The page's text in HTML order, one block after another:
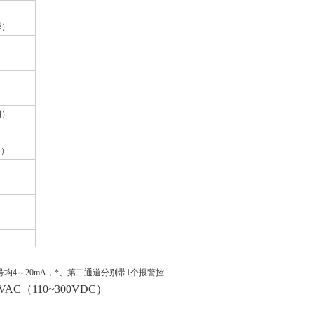
均4～20mA，*、第二通道分别带1个报警控
（110~300VDC）